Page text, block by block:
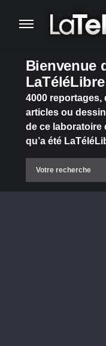
Bienvenue
LaTéléLibre
4000
articles ou
de ce laboratoire
qu’a été